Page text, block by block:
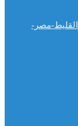
مصر-